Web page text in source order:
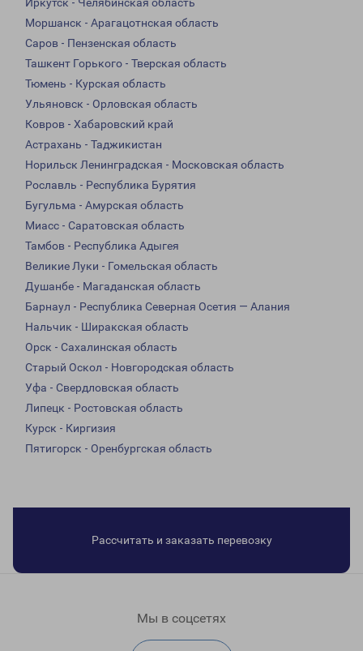
Иркутск - Челябинская область
Моршанск - Арагацотнская область
Саров - Пензенская область
Ташкент Горького - Тверская область
Тюмень - Курская область
Ульяновск - Орловская область
Ковров - Хабаровский край
Астрахань - Таджикистан
Норильск Ленинградская - Московская область
Рославль - Республика Бурятия
Бугульма - Амурская область
Миасс - Саратовская область
Тамбов - Республика Адыгея
Великие Луки - Гомельская область
Душанбе - Магаданская область
Барнаул - Республика Северная Осетия — Алания
Нальчик - Ширакская область
Орск - Сахалинская область
Старый Оскол - Новгородская область
Уфа - Свердловская область
Липецк - Ростовская область
Курск - Киргизия
Пятигорск - Оренбургская область
Рассчитать и заказать перевозку
Мы в соцсетях